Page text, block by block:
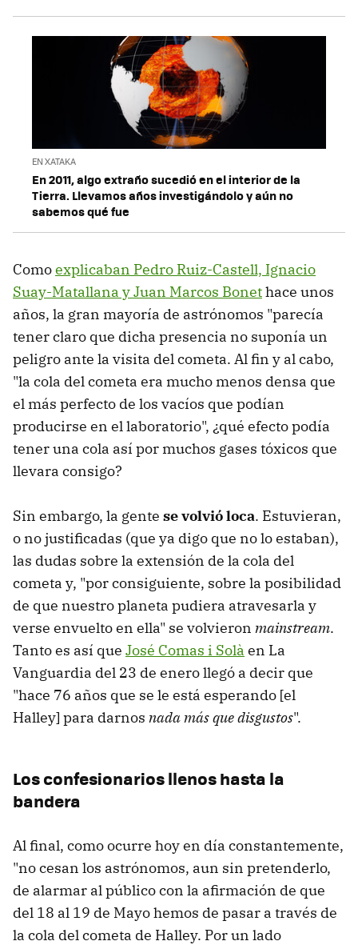
EN XATAKA
En 2011, algo extraño sucedió en el interior de la
Tierra. Llevamos años investigándolo y aún no
sabemos qué fue
Comoexplicaban Pedro Ruiz-Castell, Ignacio
Suay-Matallana y Juan Marcos Bonethace unos
años, la gran mayoría de astrónomos "parecía
tener claro que dicha presencia no suponía un
peligro ante la visita del cometa. Al fin y al cabo,
"la cola del cometa era mucho menos densa que
el más perfecto de los vacíos que podían
producirse en el laboratorio", ¿qué efecto podía
tener una cola así por muchos gases tóxicos que
llevara consigo?
Sin embargo, la gente se volvió loca. Estuvieran,
o no justificadas (que ya digo que no lo estaban),
las dudas sobre la extensión de la cola del
cometa y, "por consiguiente, sobre la posibilidad
de que nuestro planeta pudiera atravesarla y
verse envuelto en ella" se volvieron mainstream.
Tanto es así que José Comas i Solà en La
Vanguardia del 23 de enero llegó a decir que
"hace 76 años que se le está esperando [el
Halley] para darnos nada más que disgustos".
Los confesionarios llenos hasta la
bandera
Al final, como ocurre hoy en día constantemente,
"no cesan los astrónomos, aun sin pretenderlo,
de alarmar al público con la afirmación de que
del 18 al 19 de Mayo hemos de pasar a través de
la cola del cometa de Halley. Por un lado